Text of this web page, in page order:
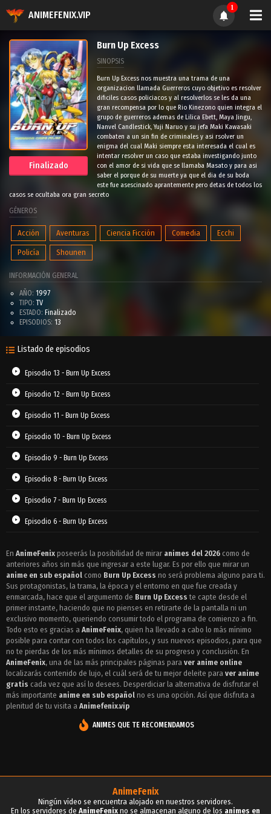
ANIMEFENIX.VIP
1
Finalizado
Burn Up Excess
SINOPSIS
Burn Up Excess nos muestra una trama de una
organizacion llamada Guerreros cuyo objetivo es resolver
dificiles casos policiacos y al resolverlos se les da una
gran recompensa por lo que Rio Kinezono quien integra el
grupo de guerreros ademas de Lilica Ebett, Maya Jingu,
Nanvel Candlestick, Yuji Naruo y su jefa Maki Kawasaki
combaten a un sin fin de criminales y asi rsolver un
enigma del cual Maki siempre esta interesada el cual es
intentar resolver un caso que estaba investigando junto
con el amor de si vida que se llamaba Masato y para asi
saber el porque de su muerte ya que el dia de su boda
este fue asescinado aprantemente pero detas de todos los
casos se ocultaba ora gran secreto
GÉNEROS
Acción Aventuras Ciencia Ficción Comedia Ecchi
Policía Shounen
INFORMACIÓN GENERAL
AÑO: 1997
TIPO: TV
ESTADO: Finalizado
EPISODIOS: 13
Listado de episodios
Episodio 13 - Burn Up Excess
Episodio 12 - Burn Up Excess
Episodio 11 - Burn Up Excess
Episodio 10 - Burn Up Excess
Episodio 9 - Burn Up Excess
Episodio 8 - Burn Up Excess
Episodio 7 - Burn Up Excess
Episodio 6 - Burn Up Excess
Episodio 4 - Burn Up Excess
Episodio 3 - Burn Up Excess
Episodio 2 - Burn Up Excess
Episodio 1 - Burn Up Excess
En AnimeFenix poseerás la posibilidad de mirar animes del 2026 como de
anteriores años sin más que ingresar a este lugar. Es por ello que mirar un
anime en sub español como Burn Up Excess no será problema alguno para ti.
Sus protagonistas, la trama, la época y el entorno en que fue creada y
enmarcada, hace que el argumento de Burn Up Excess te capte desde el
primer instante, haciendo que no pienses en retirarte de la pantalla ni un
exclusivo momento, queriendo consumir todo el programa de comienzo a fin.
Todo esto es gracias a AnimeFenix, quien ha llevado a cabo lo más mínimo
posible para contar con todos los capítulos, y sus nuevos episodios, para que
no te pierdas de los más mínimos detalles de su progreso y conclusión. En
AnimeFenix, una de las más principales páginas para ver anime online
localizarás contenido de lujo, el cuál será de tu mejor deleite para ver anime
gratis cada vez que así lo desees. Desperdiciar la alternativa de disfrutar el
más importante anime en sub español no es una opción. Así que disfruta a
plenitud de tu visita a Animefenix.vip
ANIMES QUE TE RECOMENDAMOS
AnimeFenix
Ningún vídeo se encuentra alojado en nuestros servidores.
En los servidores de AnimeFenix no se almacenan alguno de los animes en